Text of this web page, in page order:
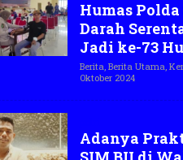
Humas
Darah
Jadi ke-73
Berita, Berita Utama,
Oktober 2024O
E
E
G
A
Adanya